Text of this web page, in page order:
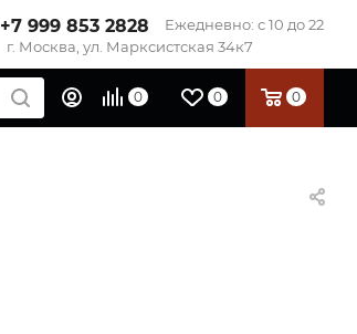
+7 999 853 2828
Ежедневно: с 10 до 22
г. Москва, ул. Марксистская 34к7
0 0 0